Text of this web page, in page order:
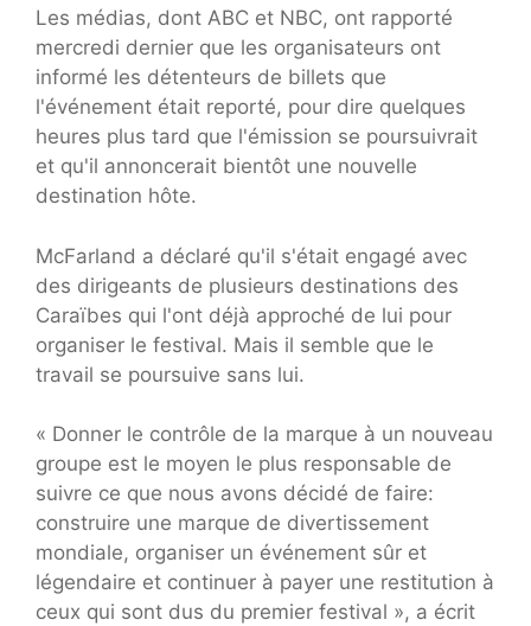
Les médias, dont ABC et NBC, ont rapporté
mercredi dernier que les organisateurs ont
informé les détenteurs de billets que
l'événement était reporté, pour dire quelques
heures plus tard que l'émission se poursuivrait
et qu'il annoncerait bientôt une nouvelle
destination hôte.
McFarland a déclaré qu'il s'était engagé avec
des dirigeants de plusieurs destinations des
Caraïbes qui l'ont déjà approché de lui pour
organiser le festival. Mais il semble que le
travail se poursuive sans lui.
« Donner le contrôle de la marque à un nouveau
groupe est le moyen le plus responsable de
suivre ce que nous avons décidé de faire:
construire une marque de divertissement
mondiale, organiser un événement sûr et
légendaire et continuer à payer une restitution à
ceux qui sont dus du premier festival », a écrit